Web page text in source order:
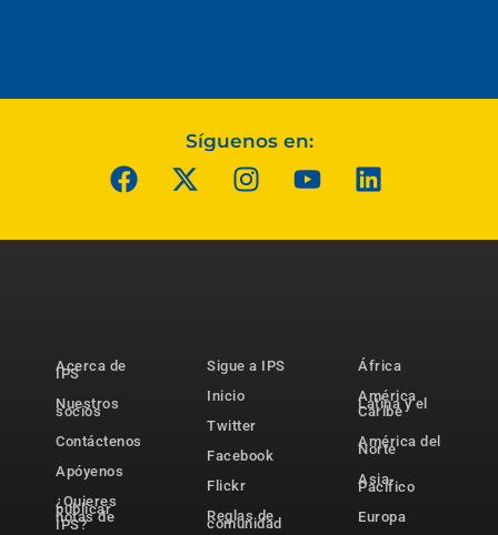
Síguenos en:
Acerca de
IPS
Nuestros
socios
Contáctenos
Apóyenos
¿Quieres
publicar
notas de
IPS?
Sigue a IPS
Inicio
Twitter
Facebook
Flickr
Reglas de
comunidad
África
América
Latina y el
Caribe
América del
Norte
Asia-
Pacífico
Europa